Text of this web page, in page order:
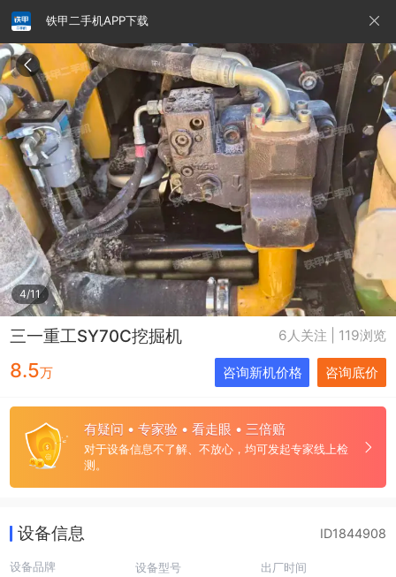
铁甲二手机APP下载
4/11
三一重工SY70C挖掘机 6人关注 | 119浏览
8.5万 咨询新机价格 咨询底价
有疑问 • 专家验 • 看走眼 • 三倍赔
对于设备信息不了解、不放心，均可发起专家线上检
测。
请输入手机号
提
交
即
表
示
您
同
意
《隐
私
政
策》
设备信息 ID1844908
设备品牌 设备型号 出厂时间
铁甲龙总部 4000099032 认证经纪人